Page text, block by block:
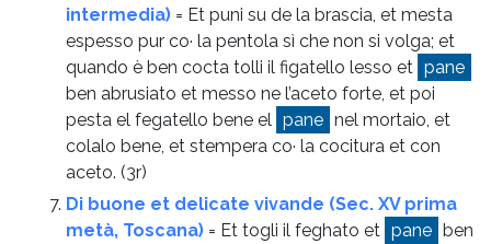
intermedia) = Et puni su de la brascia, et mesta
espesso pur co· la pentola sì che non si volga; et
quando è ben cocta tolli il figatello lesso et pane
ben abrusiato et messo ne l’aceto forte, et poi
pesta el fegatello bene el pane nel mortaio, et
colalo bene, et stempera co· la cocitura et con
aceto. (3r)
Di buone et delicate vivande (Sec. XV prima
metà, Toscana) = Et togli il feghato et pane ben